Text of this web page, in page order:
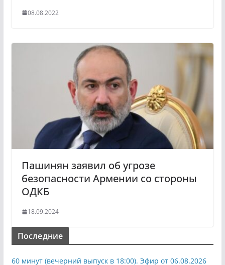
08.08.2022
Пашинян заявил об угрозе
безопасности Армении со стороны
ОДКБ
18.09.2024
Последние
60 минут (вечерний выпуск в 18:00). Эфир от 06.08.2026